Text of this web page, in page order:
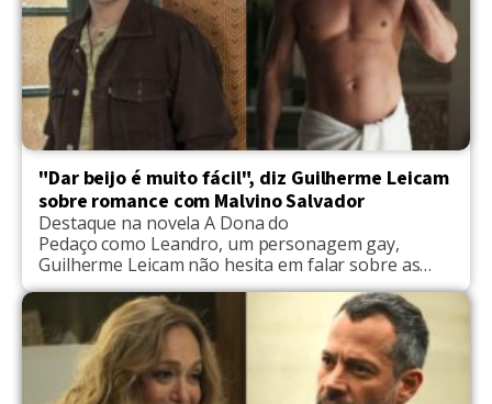
"Dar beijo é muito fácil", diz Guilherme Leicam
sobre romance com Malvino Salvador
Destaque na novela A Dona do
Pedaço como Leandro, um personagem gay,
Guilherme Leicam não hesita em falar sobre as
surpresas positivas da trama. Desse modo, ao
conceder uma entrevista para Queem no RIR,
Leicam celebrou a importância do momento. "Ele
está retratando a história de muitos gays e eles
estão muito felizes porque está sendo natural,
profunda, […]